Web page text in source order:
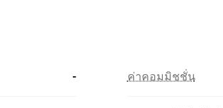
- ค่าคอมมิชชั่น